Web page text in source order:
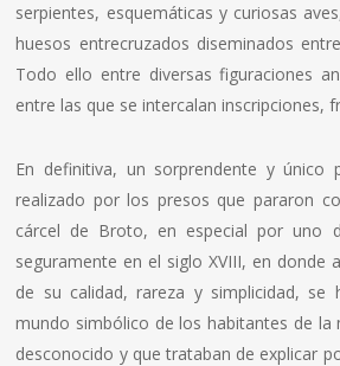
serpientes, esquemáticas y curiosas
huesos entrecruzados diseminados
Todo ello entre diversas figuraciones
entre las que se intercalan inscripciones,
En definitiva, un sorprendente y único
realizado por los presos que pararon
cárcel de Broto, en especial por uno
seguramente en el siglo XVIII, en donde
de su calidad, rareza y simplicidad, se
mundo simbólico de los habitantes de
desconocido y que trataban de explicar